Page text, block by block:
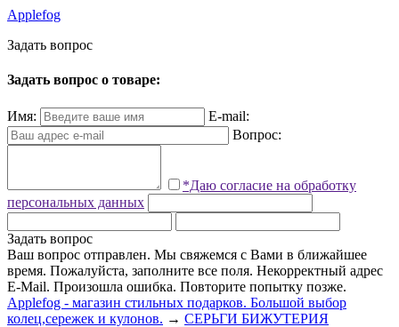
Applefog
Задать вопрос
Задать вопрос о товаре:
Имя:
E-mail:
Вопрос:
*Даю согласие на обработку
персональных данных
Задать вопрос
Ваш вопрос отправлен. Мы свяжемся с Вами в ближайшее
время. Пожалуйста, заполните все поля. Некорректный адрес
E-Mail. Произошла ошибка. Повторите попытку позже.
Applefog - магазин стильных подарков. Большой выбор
колец,сережек и кулонов. → СЕРЬГИ БИЖУТЕРИЯ